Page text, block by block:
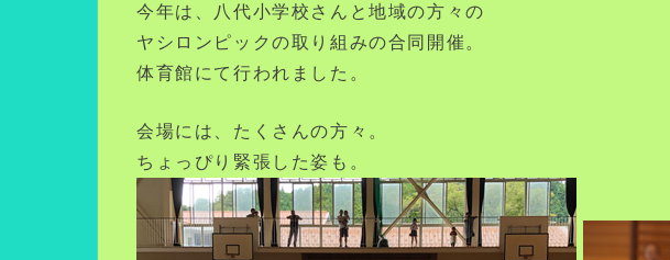
今年は、八代小学校さんと地域の方々の
ヤシロンピックの取り組みの合同開催。
体育館にて行われました。
会場には、たくさんの方々。
ちょっぴり緊張した姿も。